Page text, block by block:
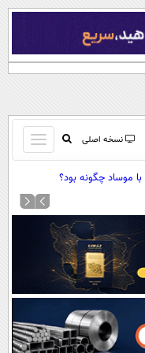
نسخه اصلی
باز
و
کردن
موساد چگونه بود؟